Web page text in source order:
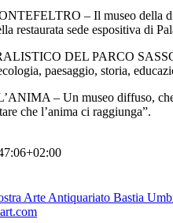
– Il museo della
restaurata sede espositiva di
DEL PARCO
paesaggio, storia,
– Un museo diffuso, che
che l’anima ci raggiunga”.
Arte Antiquariato Bastia